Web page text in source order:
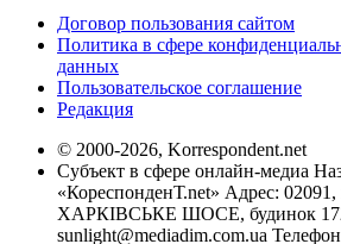
Договор пользования сайтом
Политика в сфере
данных
Пользовательское соглашение
Редакция
© 2000-2026, Korrespondent.net
Субъект в сфере онлайн-медиа
«КореспонденТ.net» Адрес: 02091,
ХАРКІВСЬКЕ ШОСЕ, будинок
sunlight@mediadim.com.ua